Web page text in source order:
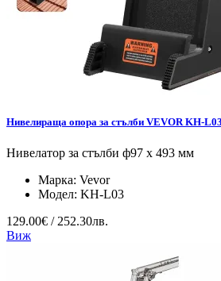
Нивелираща опора за стълби VEVOR KH-
Нивелатор за стълби ф97 x 493 мм
Марка: Vevor
Модел: KH-L03
129.00€ / 252.30лв.
Виж